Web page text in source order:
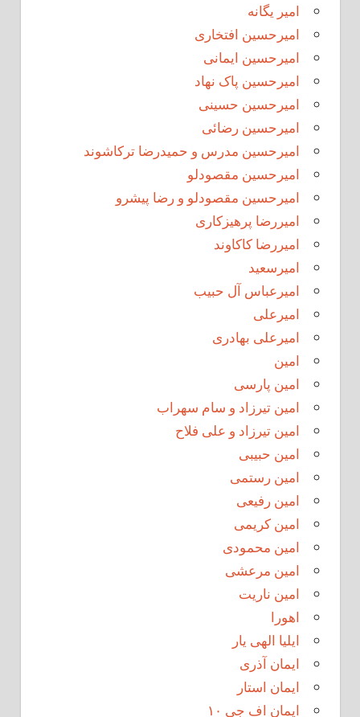
امیر یگانه
امیرحسین افتخاری
امیرحسین ایمانی
امیرحسین پاک نهاد
امیرحسین حسینی
امیرحسین رضائی
امیرحسین مدرس و حمیدرضا ترکاشوند
امیرحسین مقصودلو
امیرحسین مقصودلو و رضا پیشرو
امیررضا پرهیزکاری
امیررضا کاکاوند
امیرسعید
امیرعباس آل حبیب
امیرعلی
امیرعلی بهادری
امین
امین پارسی
امین تیرزاد و سام سهراب
امین تیرزاد و علی فلاح
امین حبیبی
امین رستمی
امین رفیعی
امین کریمی
امین محمودی
امین مرعشی
امین ناریت
اهورا
ایلیا الهی یار
ایمان آذری
ایمان استار
ایمان اف جی ۱۰